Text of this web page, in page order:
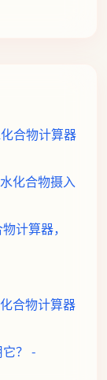
合物计算器
化合物摄入
计算器，
合物计算器
？ -